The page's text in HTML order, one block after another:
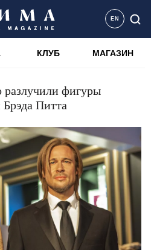
EN
КЛУБ МАГАЗИН
фигуры
Питта